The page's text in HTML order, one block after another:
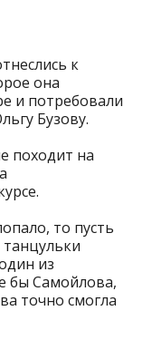
к
она
и потребовали
Бузову.
походит на
то пусть
из
бы Самойлова,
точно смогла